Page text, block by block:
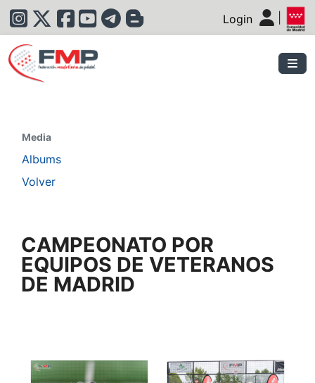
|
Login
Media
Albums
Volver
CAMPEONATO POR
EQUIPOS DE VETERANOS
DE MADRID